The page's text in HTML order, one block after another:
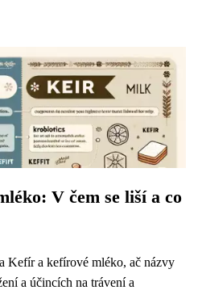
V čem se liší a co
Kefír a kefírové mléko, ač názvy
a účincích na trávení a